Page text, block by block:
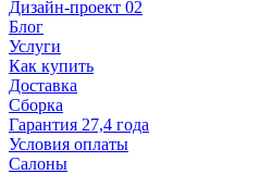
Дизайн-проект 02
Блог
Услуги
Как купить
Доставка
Сборка
Гарантия 27,4 года
Условия оплаты
Салоны